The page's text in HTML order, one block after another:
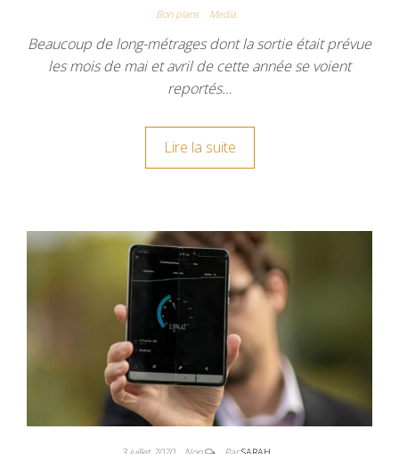
Bon plans Media
Beaucoup de long-métrages dont la sortie était prévue
les mois de mai et avril de cette année se voient
reportés…
Lire la suite